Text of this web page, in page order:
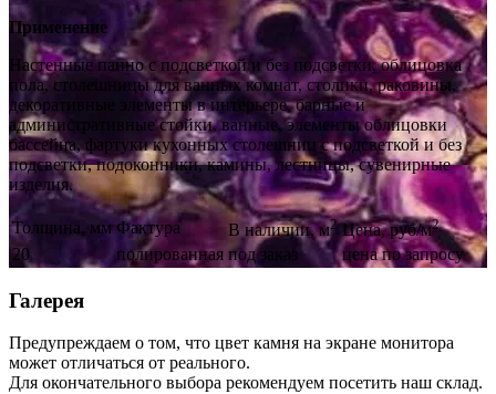
Применение
Настенные панно с подсветкой и без подсветки, облицовка
пола, столешницы для ванных комнат, столики, раковины,
декоративные элементы в интерьере, барные и
административные стойки, ванные, элементы облицовки
бассейна, фартуки кухонных столешниц с подсветкой и без
подсветки, подоконники, камины, лестницы, сувенирные
изделия.
Толщина, мм Фактура В наличии, м2 Цена, руб/м2
20 полированная под заказ цена по запросу
Галерея
Предупреждаем о том, что цвет камня на экране монитора
может отличаться от реального.
Для окончательного выбора рекомендуем посетить наш склад.